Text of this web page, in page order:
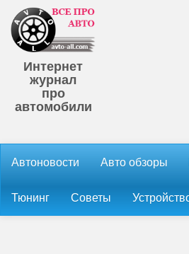
Интернет
журнал
про
автомобили
Автоновости Авто обзоры
Тюнинг Советы